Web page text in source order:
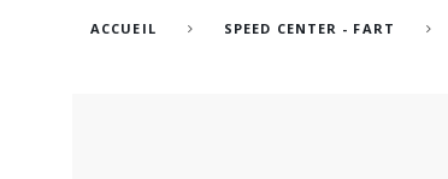
ACCUEIL SPEED CENTER - FART